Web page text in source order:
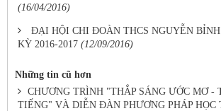
(16/04/2016)
ĐẠI HỘI CHI ĐOÀN THCS NGUYỄN
KỲ 2016-2017 (12/09/2016)
Những tin cũ hơn
CHƯƠNG TRÌNH "THẮP SÁNG ƯỚC MƠ -
TIẾNG" VÀ DIỄN ĐÀN PHƯƠNG PHÁP HỌC